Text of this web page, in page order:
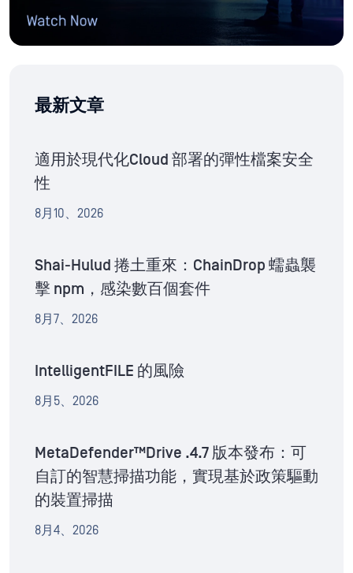
最新文章
適用於現代化Cloud 部署的彈性檔案安全
性
8月10、2026
Shai-Hulud 捲土重來：ChainDrop 蠕蟲襲
擊 npm，感染數百個套件
8月7、2026
IntelligentFILE 的風險
8月5、2026
MetaDefender™Drive .4.7 版本發布：可
自訂的智慧掃描功能，實現基於政策驅動
的裝置掃描
8月4、2026